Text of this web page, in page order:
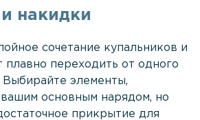
накидки
сочетание купальников и
плавно переходить от одного
Выбирайте элементы,
основным нарядом, но
прикрытие для